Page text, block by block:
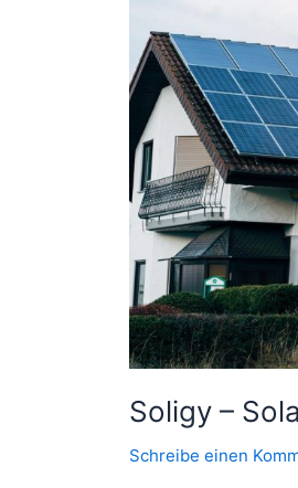
Soligy –
Schreibe einen